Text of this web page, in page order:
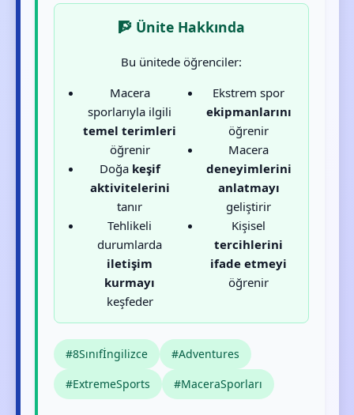
🧗 Ünite Hakkında
Bu ünitede öğrenciler:
Macera
sporlarıyla ilgili
temel terimleri
öğrenir
Doğa keşif
aktivitelerini
tanır
Tehlikeli
durumlarda
iletişim
kurmayı
keşfeder
Ekstrem spor
ekipmanlarını
öğrenir
Macera
deneyimlerini
anlatmayı
geliştirir
Kişisel
tercihlerini
ifade etmeyi
öğrenir
#8Sınıfİngilizce
#Adventures
#ExtremeSports
#MaceraSporları